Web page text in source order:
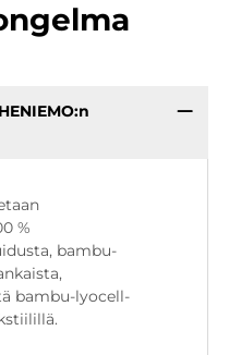
%
bambu-
bambu-lyocell-